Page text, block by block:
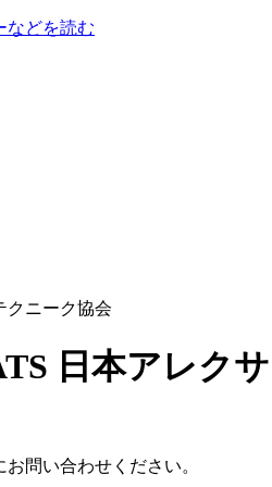
などを読む
クニーク協会
問い合わせください。